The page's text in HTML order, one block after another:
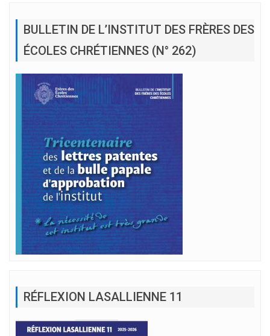
BULLETIN DE L’INSTITUT DES FRÈRES DES
ÉCOLES CHRÉTIENNES (N° 262)
RÉFLEXION LASALLIENNE 11